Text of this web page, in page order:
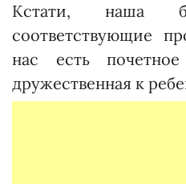
Кстати, наша
соответствующие
нас есть
дружественная к